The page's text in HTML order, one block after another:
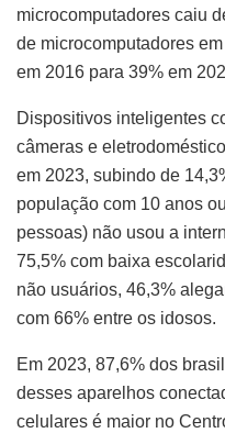
microcomputadores caiu
de microcomputadores
em 2016 para 39% em
Dispositivos inteligentes
câmeras e
em 2023, subindo de
população com 10 anos
pessoas) não usou a
75,5% com baixa
não usuários, 46,3%
com 66% entre os idosos.
Em 2023, 87,6% dos
desses aparelhos
celulares é maior no